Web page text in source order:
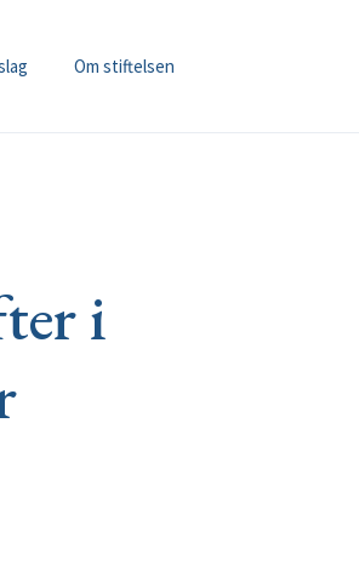
Om stiftelsen
i